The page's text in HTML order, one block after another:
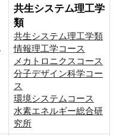
共生システム理工学
類
共生システム理工学類
情報理工学コース
メカトロニクスコース
分子デザイン科学コー
ス
環境システムコース
⽔素エネルギー総合研
究所